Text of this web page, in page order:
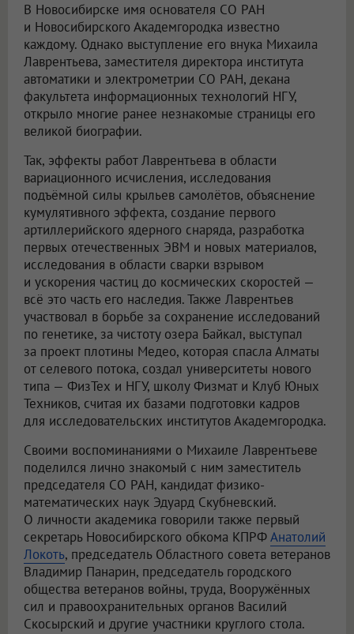
В Новосибирске имя основателя СО РАН
и Новосибирского Академгородка известно
каждому. Однако выступление его внука Михаила
Лаврентьева, заместителя директора института
автоматики и электрометрии СО РАН, декана
факультета информационных технологий НГУ,
открыло многие ранее незнакомые страницы его
великой биографии.
Так, эффекты работ Лаврентьева в области
вариационного исчисления, исследования
подъёмной силы крыльев самолётов, объяснение
кумулятивного эффекта, создание первого
артиллерийского ядерного снаряда, разработка
первых отечественных ЭВМ и новых материалов,
исследования в области сварки взрывом
и ускорения частиц до космических скоростей —
всё это часть его наследия. Также Лаврентьев
участвовал в борьбе за сохранение исследований
по генетике, за чистоту озера Байкал, выступал
за проект плотины Медео, которая спасла Алматы
от селевого потока, создал университеты нового
типа — ФизТех и НГУ, школу Физмат и Клуб Юных
Техников, считая их базами подготовки кадров
для исследовательских институтов Академгородка.
Своими воспоминаниями о Михаиле Лаврентьеве
поделился лично знакомый с ним заместитель
председателя СО РАН, кандидат физико-
математических наук Эдуард Скубневский.
О личности академика говорили также первый
секретарь Новосибирского обкома КПРФАнатолий
Локоть, председатель Областного совета ветеранов
Владимир Панарин, председатель городского
общества ветеранов войны, труда, Вооружённых
сил и правоохранительных органов Василий
Скосырский и другие участники круглого стола.